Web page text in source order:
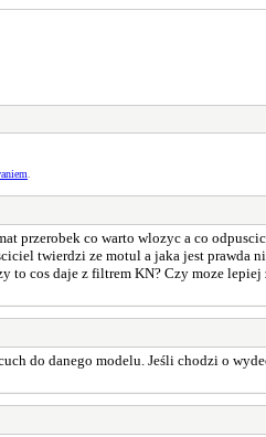
przerobek co warto wlozyc a co
twierdzi ze motul a jaka jest
to cos daje z filtrem KN? Czy moze
do danego modelu. Jeśli chodzi o